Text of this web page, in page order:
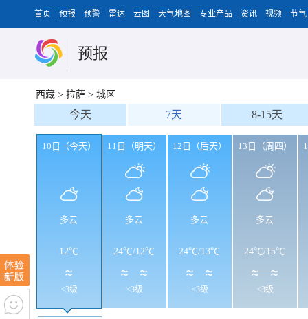
首页 预报 预警 雷达 云图 天气地图 专业产品 资讯 视频 节气
预报
西藏 > 拉萨 > 城区
今天 7天 8-15天
10日（今天）
多云
12℃
<3级
11日（明天）
多云
24℃/12℃
<3级
12日（后天）
多云
24℃/13℃
<3级
13日（周四）
多云
24℃/15℃
<3级